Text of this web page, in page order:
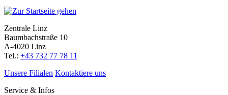
Zentrale Linz
Baumbachstraße 10
A-4020 Linz
Tel.: +43 732 77 78 11
Unsere Filialen Kontaktiere uns
Service & Infos